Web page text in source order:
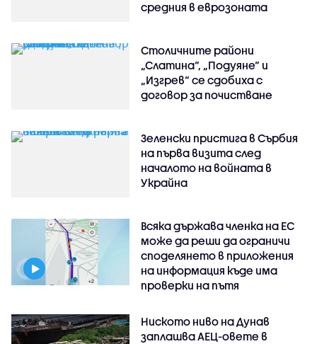
средния в еврозоната
Столичните райони
„Слатина“, „Подуяне“ и
„Изгрев“ се сдобиха с
договор за почистване
Зеленски пристига в Сърбия
на първа визита след
началото на войната в
Украйна
Всяка държава членка на ЕС
може да реши да ограничи
споделянето в приложения
на информация къде има
проверки на пътя
Ниското ниво на Дунав
заплашва АЕЦ-овете в